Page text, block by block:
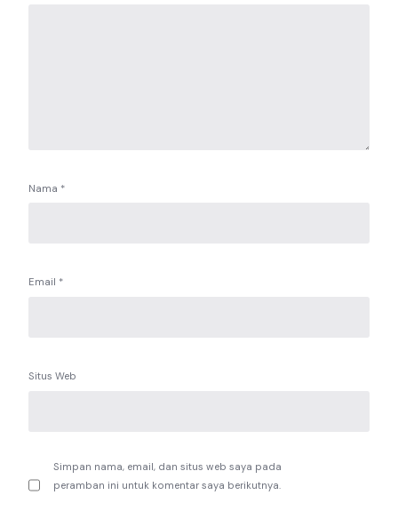
Nama *
Email *
Situs Web
Simpan nama, email, dan situs web saya pada
peramban ini untuk komentar saya berikutnya.